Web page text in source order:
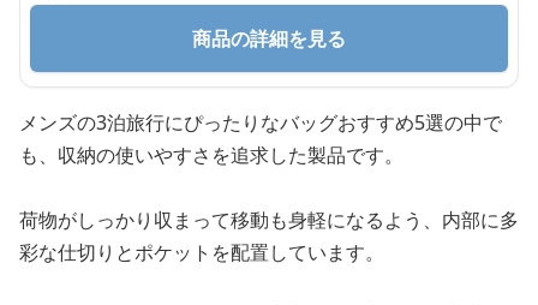
商品の詳細を見る
メンズの3泊旅行にぴったりなバッグおすすめ5選の中で
も、収納の使いやすさを追求した製品です。
荷物がしっかり収まって移動も身軽になるよう、内部に多
彩な仕切りとポケットを配置しています。